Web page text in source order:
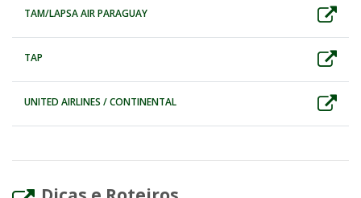
TAM/LAPSA AIR PARAGUAY
TAP
UNITED AIRLINES / CONTINENTAL